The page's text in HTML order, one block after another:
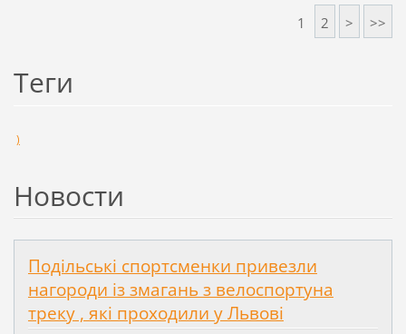
1 2 > >>
Теги
)
Новости
Подільські спортсменки привезли
нагороди із змагань з велоспортуна
треку , які проходили у Львові